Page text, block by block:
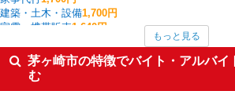
建築・土木・設備1,700円
家電・携帯販売1,640円
介護職・ヘルパー1,560円
その他介護・福祉 1,552円
その他販売・サービス
もっと見る
茅ヶ崎市の特徴でバイト・アルバイ
む